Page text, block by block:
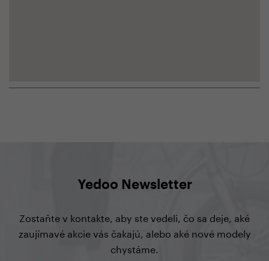
Yedoo Newsletter
Zostaňte v kontakte, aby ste vedeli, čo sa deje, aké
zaujímavé akcie vás čakajú, alebo aké nové modely
chystáme.